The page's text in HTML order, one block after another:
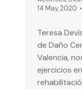
14 May, 2020
Teresa
de Daño
Valencia,
ejercicios